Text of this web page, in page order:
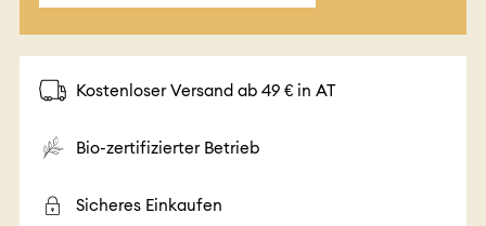
Kostenloser Versand ab 49 € in AT
Bio-zertifizierter Betrieb
Sicheres Einkaufen